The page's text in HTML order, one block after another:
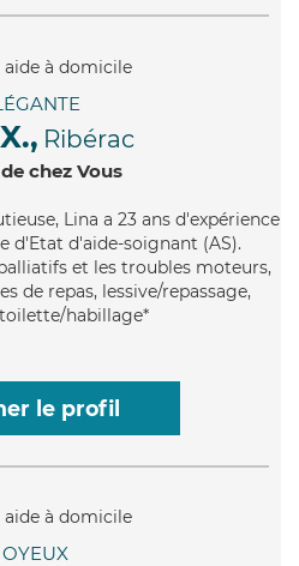
Ribérac
chez Vous
Lina a 23 ans d'expérience
d'Etat d'aide-soignant (AS).
et les troubles moteurs,
de repas, lessive/repassage,
habillage*
le profil